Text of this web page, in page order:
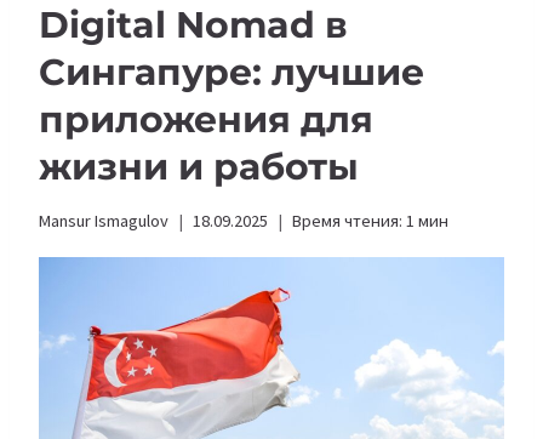
Digital Nomad в
Сингапуре: лучшие
приложения для
жизни и работы
Mansur Ismagulov 18.09.2025 Время чтения: 1 мин